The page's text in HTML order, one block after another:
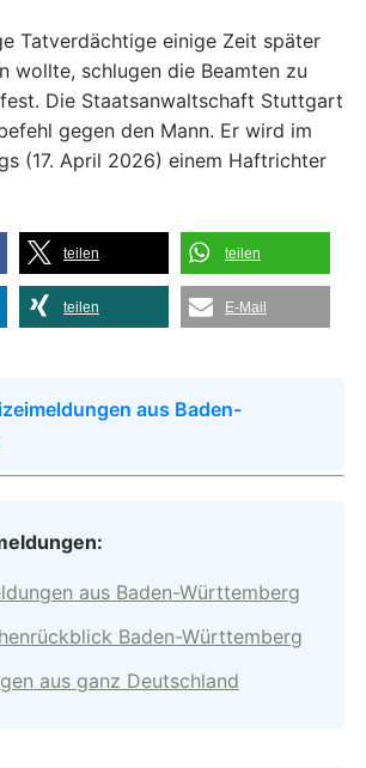
Tatverdächtige einige Zeit später
wollte, schlugen die Beamten zu
Die Staatsanwaltschaft Stuttgart
gegen den Mann. Er wird im
(17. April 2026) einem Haftrichter
teilen teilen
teilen E-Mail
aus Baden-
aus Baden-Württemberg
Baden-Württemberg
aus ganz Deutschland